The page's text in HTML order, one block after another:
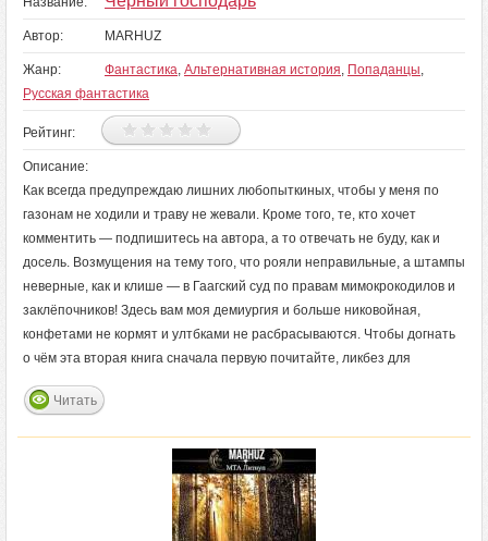
Автор: MARHUZ
Жанр: Фантастика, Альтернативная история, Попаданцы,
Русская фантастика
Рейтинг:
Описание:
Как всегда предупреждаю лишних любопыткиных, чтобы у меня по
газонам не ходили и траву не жевали. Кроме того, те, кто хочет
комментить — подпишитесь на автора, а то отвечать не буду, как и
досель. Возмущения на тему того, что рояли неправильные, а штампы
неверные, как и клише — в Гаагский суд по правам мимокрокодилов и
заклёпочников! Здесь вам моя демиургия и больше никовойная,
конфетами не кормят и ултбками не расбрасываются. Чтобы догнать
о чём эта вторая книга сначала первую почитайте, ликбез для
Читать